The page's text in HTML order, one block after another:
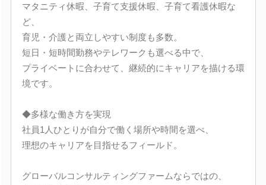
マタニティ休暇、子育て支援休暇、子育て看護休暇な
ど、
育児・介護と両立しやすい制度も多数。
短日・短時間勤務やテレワークも選べる中で、
プライベートに合わせて、継続的にキャリアを描ける環
境です。
◆多様な働き方を実現
社員1人ひとりが自分で働く場所や時間を選べ、
理想のキャリアを目指せるフィールド。
グローバルコンサルティングファームならではの、